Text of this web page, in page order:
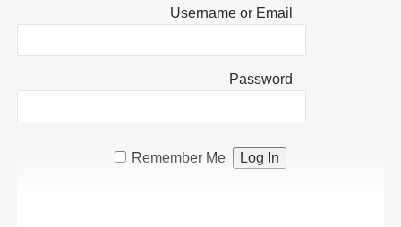
Username or Email
Password
Remember Me